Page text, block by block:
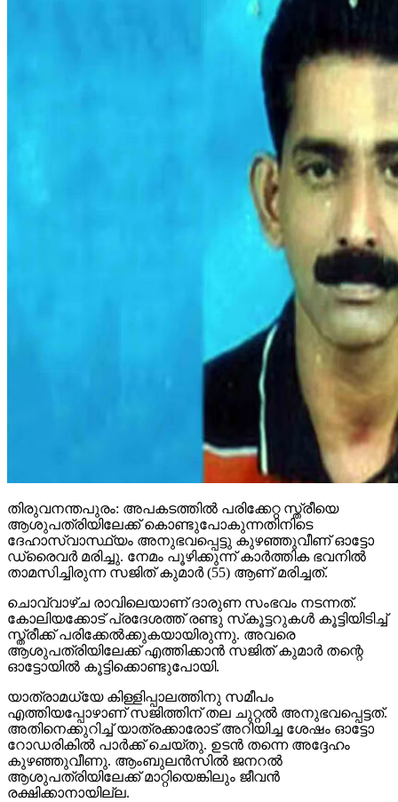
തിരുവനന്തപുരം: അപകടത്തില്‍ പരിക്കേറ്റ സ്ത്രീയെ
ആശുപത്രിയിലേക്ക് കൊണ്ടുപോകുന്നതിനിടെ
ദേഹാസ്വാസ്ഥ്യം അനുഭവപ്പെട്ടു കുഴഞ്ഞുവീണ് ഓട്ടോ
ഡ്രൈവര്‍ മരിച്ചു. നേമം പൂഴിക്കുന്ന് കാര്‍ത്തിക ഭവനില്‍
താമസിച്ചിരുന്ന സജിത് കുമാര്‍ (55) ആണ് മരിച്ചത്.
ചൊവ്വാഴ്ച രാവിലെയാണ് ദാരുണ സംഭവം നടന്നത്.
കോലിയക്കോട് പ്രദേശത്ത് രണ്ടു സ്‌കൂട്ടറുകള്‍ കൂട്ടിയിടിച്ച്
സ്ത്രീക്ക് പരിക്കേല്‍ക്കുകയായിരുന്നു. അവരെ
ആശുപത്രിയിലേക്ക് എത്തിക്കാന്‍ സജിത് കുമാര്‍ തന്റെ
ഓട്ടോയില്‍ കൂട്ടിക്കൊണ്ടുപോയി.
യാത്രാമധ്യേ കിള്ളിപ്പാലത്തിനു സമീപം
എത്തിയപ്പോഴാണ് സജിത്തിന് തല ചുറ്റല്‍ അനുഭവപ്പെട്ടത്.
അതിനെക്കുറിച്ച് യാത്രക്കാരോട് അറിയിച്ച ശേഷം ഓട്ടോ
റോഡരികില്‍ പാര്‍ക്ക് ചെയ്തു. ഉടന്‍ തന്നെ അദ്ദേഹം
കുഴഞ്ഞുവീണു. ആംബുലന്‍സില്‍ ജനറല്‍
ആശുപത്രിയിലേക്ക് മാറ്റിയെങ്കിലും ജീവന്‍
രക്ഷിക്കാനായില്ല.